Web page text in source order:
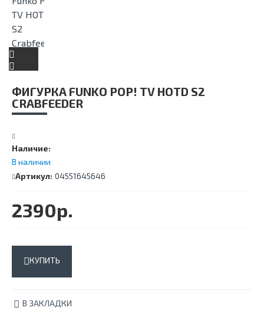
ФИГУРКА FUNKO POP! TV HOTD S2
CRABFEEDER
Наличие:
В наличии
Артикул: 04551645646
2390р.
КУПИТЬ
В ЗАКЛАДКИ